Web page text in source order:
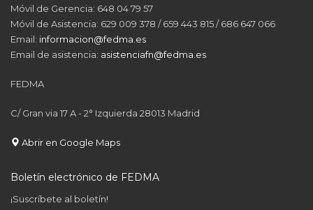
Móvil de Gerencia: 648 04 79 57
Móvil de Asistencia: 629 009 378 / 659 443 815 / 686 647 066
Email: informacion@fedma.es
Email de asistencia: asistenciafn@fedma.es
FEDMA
C/ Gran via 17 A - 2° Izquierda 28013 Madrid
Abrir en Google Maps
Boletín electrónico de FEDMA
¡Suscríbete al boletín!